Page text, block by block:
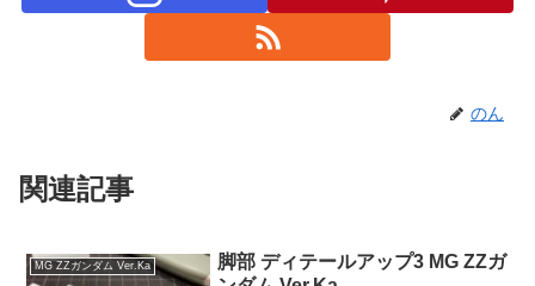
のん
関連記事
MG ZZガンダム Ver.Ka
脚部 ディテールアップ3 MG ZZガ